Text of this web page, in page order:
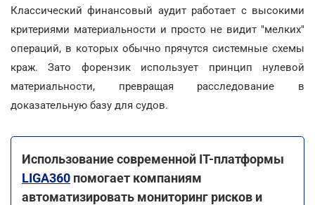
Классический финансовый аудит работает с высокими
критериями материальности и просто не видит "мелких"
операций, в которых обычно прячутся системные схемы
краж. Зато форензик использует принцип нулевой
материальности, превращая расследование в
доказательную базу для судов.
Использование современной ІТ-платформы
LIGA360 помогает компаниям
автоматизировать мониторинг рисков и